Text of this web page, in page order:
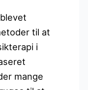
til at
i
mange